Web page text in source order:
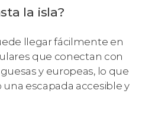
la isla?
llegar fácilmente en
que conectan con
y europeas, lo que
escapada accesible y